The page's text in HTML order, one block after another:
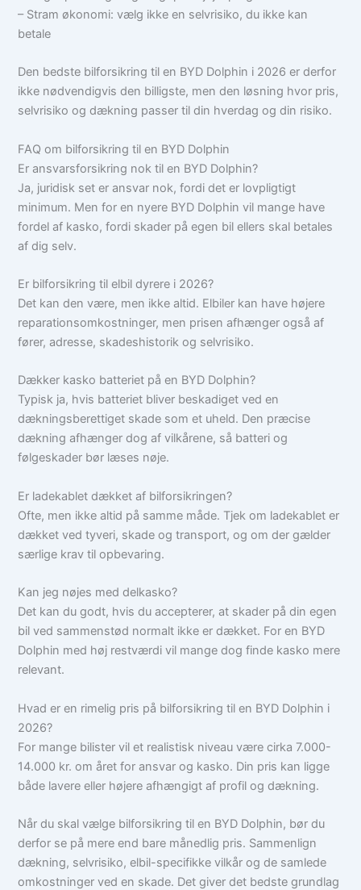
– Stram økonomi: vælg ikke en selvrisiko, du ikke kan
betale
Den bedste bilforsikring til en BYD Dolphin i 2026 er derfor
ikke nødvendigvis den billigste, men den løsning hvor pris,
selvrisiko og dækning passer til din hverdag og din risiko.
FAQ om bilforsikring til en BYD Dolphin
Er ansvarsforsikring nok til en BYD Dolphin?
Ja, juridisk set er ansvar nok, fordi det er lovpligtigt
minimum. Men for en nyere BYD Dolphin vil mange have
fordel af kasko, fordi skader på egen bil ellers skal betales
af dig selv.
Er bilforsikring til elbil dyrere i 2026?
Det kan den være, men ikke altid. Elbiler kan have højere
reparationsomkostninger, men prisen afhænger også af
fører, adresse, skadeshistorik og selvrisiko.
Dækker kasko batteriet på en BYD Dolphin?
Typisk ja, hvis batteriet bliver beskadiget ved en
dækningsberettiget skade som et uheld. Den præcise
dækning afhænger dog af vilkårene, så batteri og
følgeskader bør læses nøje.
Er ladekablet dækket af bilforsikringen?
Ofte, men ikke altid på samme måde. Tjek om ladekablet er
dækket ved tyveri, skade og transport, og om der gælder
særlige krav til opbevaring.
Kan jeg nøjes med delkasko?
Det kan du godt, hvis du accepterer, at skader på din egen
bil ved sammenstød normalt ikke er dækket. For en BYD
Dolphin med høj restværdi vil mange dog finde kasko mere
relevant.
Hvad er en rimelig pris på bilforsikring til en BYD Dolphin i
2026?
For mange bilister vil et realistisk niveau være cirka 7.000-
14.000 kr. om året for ansvar og kasko. Din pris kan ligge
både lavere eller højere afhængigt af profil og dækning.
Når du skal vælge bilforsikring til en BYD Dolphin, bør du
derfor se på mere end bare månedlig pris. Sammenlign
dækning, selvrisiko, elbil-specifikke vilkår og de samlede
omkostninger ved en skade. Det giver det bedste grundlag